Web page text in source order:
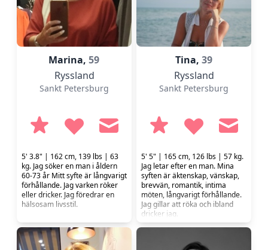
Marina,59
Ryssland
Sankt Petersburg
5' 3.8" | 162 cm, 139 lbs | 63
kg. Jag söker en man i åldern
60-73 år Mitt syfte är långvarigt
förhållande. Jag varken röker
eller dricker. Jag föredrar en
hälsosam livsstil.
Tina, 39
Ryssland
Sankt Petersburg
5' 5" | 165 cm, 126 lbs | 57 kg.
Jag letar efter en man. Mina
syften är äktenskap, vänskap,
brevvän, romantik, intima
möten, långvarigt förhållande.
Jag gillar att röka och ibland
dricker jag.